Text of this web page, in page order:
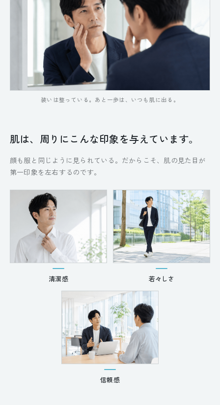
装いは整っている。あと一歩は、いつも肌に出る。
肌は、周りにこんな印象を与えています。
顔も服と同じように見られている。だからこそ、肌の見た目が
第一印象を左右するのです。
清潔感 若々しさ
信頼感